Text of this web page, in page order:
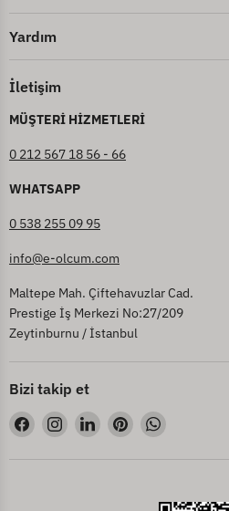
Yardım
İletişim
MÜŞTERİ HİZMETLERİ
0 212 567 18 56 - 66
WHATSAPP
0 538 255 09 95
info@e-olcum.com
Maltepe Mah. Çiftehavuzlar Cad.
Prestige İş Merkezi No:27/209
Zeytinburnu / İstanbul
Bizi takip et
Bizi
Facebook&#39;de
bul
Bizi
Instagram&#39;de
bul
Bizi
LinkedIn&#39;de
bul
Bizi
Pinterest&#39;de
bul
Bizi
bul